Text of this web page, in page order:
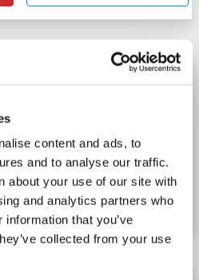
content and ads, to
and to analyse our traffic.
about your use of our site with
and analytics partners who
that you’ve
collected from your use
Details